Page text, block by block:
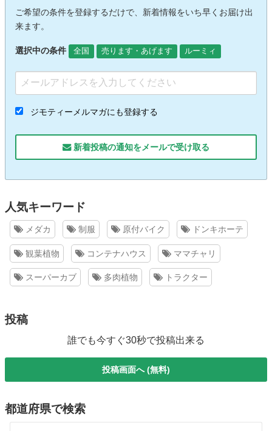
ご希望の条件を登録するだけで、新着情報をいち早くお届け出
来ます。
選択中の条件 全国 売ります・あげます ルーミィ
ジモティーメルマガにも登録する
新着投稿の通知をメールで受け取る
人気キーワード
メダカ 制服 原付バイク ドンキホーテ
観葉植物 コンテナハウス ママチャリ
スーパーカブ 多肉植物 トラクター
投稿
誰でも今すぐ30秒で投稿出来る
投稿画面へ (無料)
都道府県で検索